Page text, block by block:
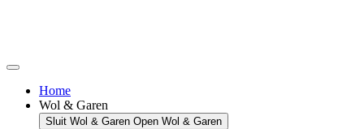
Home
Wol & Garen
Sluit Wol & Garen Open Wol & Garen